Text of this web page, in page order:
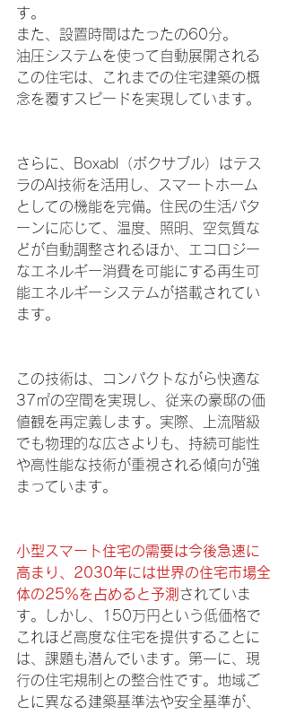
す。
また、設置時間はたったの60分。
油圧システムを使って自動展開される
この住宅は、これまでの住宅建築の概
念を覆すスピードを実現しています。
さらに、Boxabl（ボクサブル）はテス
ラのAI技術を活用し、スマートホーム
としての機能を完備。住民の生活パタ
ーンに応じて、温度、照明、空気質な
どが自動調整されるほか、エコロジー
なエネルギー消費を可能にする再生可
能エネルギーシステムが搭載されてい
ます。
この技術は、コンパクトながら快適な
37㎡の空間を実現し、従来の豪邸の価
値観を再定義します。実際、上流階級
でも物理的な広さよりも、持続可能性
や高性能な技術が重視される傾向が強
まっています。
小型スマート住宅の需要は今後急速に
高まり、2030年には世界の住宅市場全
体の25％を占めると予測 されていま
す。しかし、150万円という低価格で
これほど高度な住宅を提供することに
は、課題も潜んでいます。第一に、現
行の住宅規制との整合性です。地域ご
とに異なる建築基準法や安全基準が、